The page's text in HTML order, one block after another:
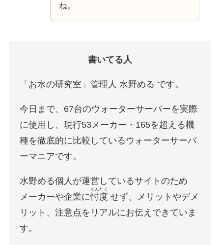
ね。
書いてる人
「お水の研究室」管理人 水野める です。
今日まで、67台のウォーターサーバーを実際
に使用し、現行53メーカー・165を超える機
種を徹底的に比較しているウォーターサーバ
ーマニアです。
水野める個人が運営しているサイトのため
メーカーや企業に忖度
そんたく
せず、メリットやデメ
リット、注意点をリアルにお伝えできていま
す。